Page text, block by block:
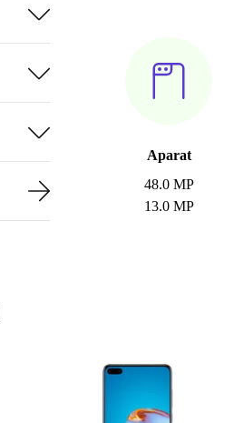
Aparat
48.0 MP
13.0 MP